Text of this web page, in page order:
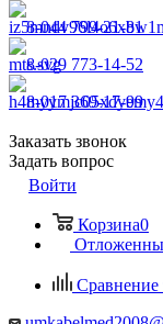
8-044 799-21-81
8-029 773-14-52
8-017 369-17-99
Заказать звонок
Задать вопрос
Войти
Корзина0
Сравнение